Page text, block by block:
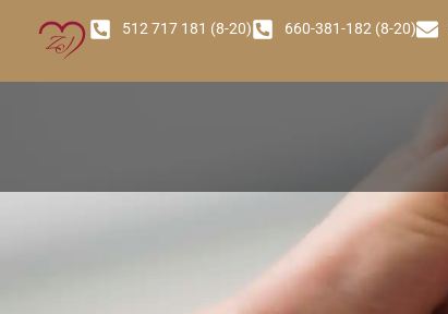
512 717 181 (8-20) 660-381-182 (8-20)